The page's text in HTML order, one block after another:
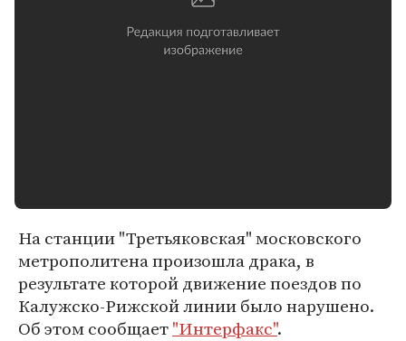
На станции "Третьяковская" московского
метрополитена произошла драка, в
результате которой движение поездов по
Калужско-Рижской линии было нарушено.
Об этом сообщает"Интерфакс".